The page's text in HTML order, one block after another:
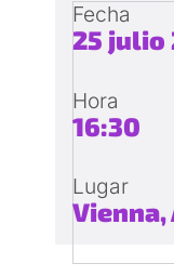
Fecha
25 julio
Hora
16:30
Lugar